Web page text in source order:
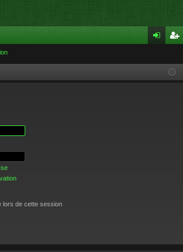
cri
lors de cette session